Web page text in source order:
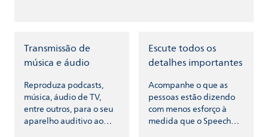
Transmissão de
música e áudio
Reproduza podcasts,
música, áudio de TV,
entre outros, para o seu
aparelho auditivo ao
Escute todos os
detalhes importantes
Acompanhe o que as
pessoas estão dizendo
com menos esforço à
medida que o Speech